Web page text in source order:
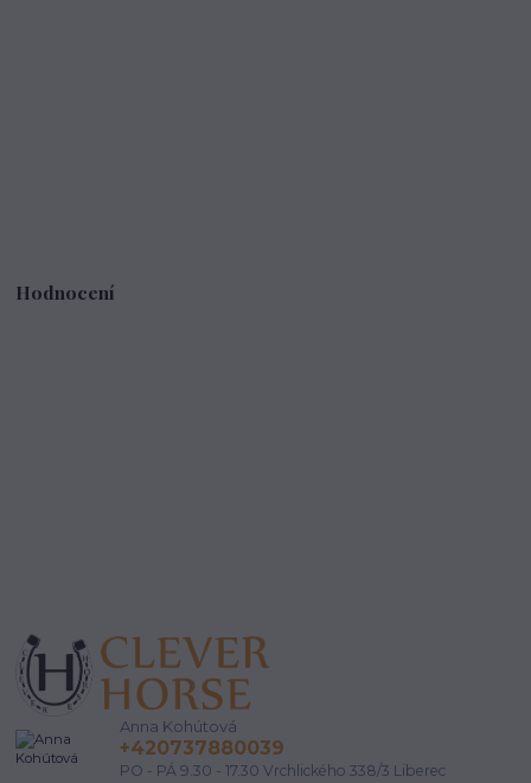
Hodnocení
Anna Kohútová
+420737880039
PO - PÁ 9.30 - 17.30 Vrchlického 338/3 Liberec